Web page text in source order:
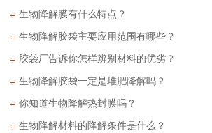
生物降解膜有什么特点？
生物降解胶袋主要应用范围有哪些？
胶袋厂告诉你怎样辨别材料的优劣？
生物降解胶袋一定是堆肥降解吗？
你知道生物降解热封膜吗？
生物降解材料的降解条件是什么？